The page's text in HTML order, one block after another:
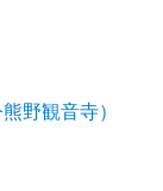
野観音寺）